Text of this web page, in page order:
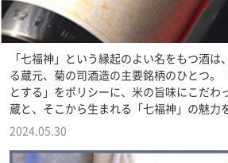
「七福神」という縁起のよい名をもつ酒は
る蔵元、菊の司酒造の主要銘柄のひとつ。
とする」をポリシーに、米の旨味にこだわ
蔵と、そこから生まれる「七福神」の魅力
2024.05.30